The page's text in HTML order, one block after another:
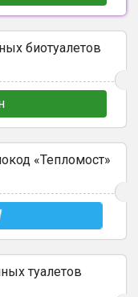
биотуалетов
«Тепломост»
туалетов